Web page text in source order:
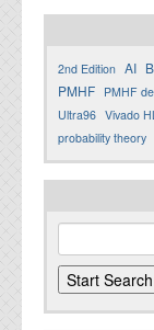
2nd Edition AI
PMHF PMHF
Ultra96 Vivado
probability theory